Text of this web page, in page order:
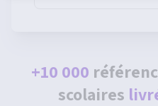
+10 000
scolaires